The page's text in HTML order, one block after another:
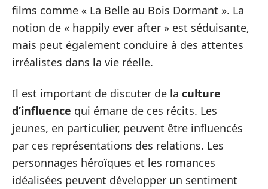
films comme « La Belle au Bois Dormant ». La
notion de « happily ever after » est séduisante,
mais peut également conduire à des attentes
irréalistes dans la vie réelle.
Il est important de discuter de la culture
d’influence qui émane de ces récits. Les
jeunes, en particulier, peuvent être influencés
par ces représentations des relations. Les
personnages héroïques et les romances
idéalisées peuvent développer un sentiment